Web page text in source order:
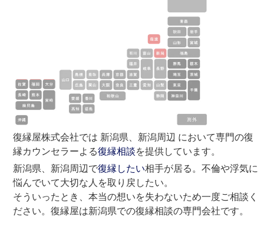
復縁屋株式会社では 新潟県、新潟周辺 において専門の復
縁カウンセラーよる復縁相談を提供しています。
新潟県、新潟周辺で復縁したい相手が居る。不倫や浮気に
悩んでいて大切な人を取り戻したい。
そういったとき、本当の想いを失わないため一度ご相談く
ださい。復縁屋は新潟県での復縁相談の専門会社です。